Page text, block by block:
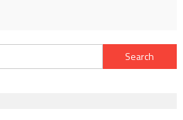
Search
for: